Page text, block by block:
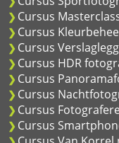
Cursus
Cursus
Cursus
Cursus HDR
Cursus
Cursus
Cursus
Cursus